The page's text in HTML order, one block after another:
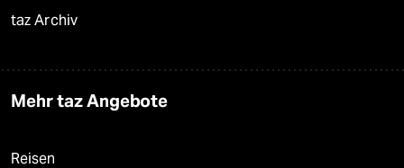
taz Archiv
Mehr taz Angebote
Reisen